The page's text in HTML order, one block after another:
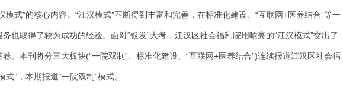
模式”的核心内容。“江汉模式”不断得到丰富和完善，在标准化建设、“互联网+医养结合”等一
也取得了较为成功的经验。面对“银发”大考，江汉区社会福利院用响亮的“江汉模式”交出了
。本刊将分三大板块(“一院双制”、标准化建设、“互联网+医养结合”)连续报道江汉区社会福
式”，本期报道“一院双制”模式。